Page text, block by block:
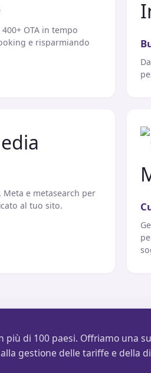
OTA in tempo
e risparmiando
Meta e metasearch per
al tuo sito.
più di 100 paesi. Offriamo una
gestione delle tariffe e della